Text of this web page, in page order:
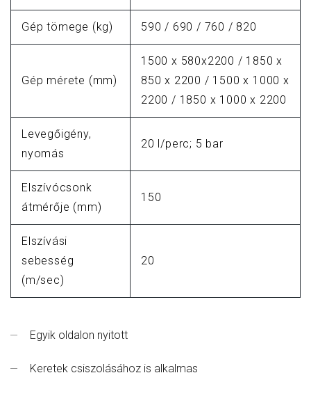
Gép tömege (kg) 590 / 690 / 760 / 820
Gép mérete (mm)
1500 x 580x2200 / 1850 x
850 x 2200 / 1500 x 1000 x
2200 / 1850 x 1000 x 2200
Levegőigény,
nyomás
20 l/perc; 5 bar
Elszívócsonk
átmérője (mm)
150
Elszívási
sebesség
(m/sec)
20
Egyik oldalon nyitott
Keretek csiszolásához is alkalmas